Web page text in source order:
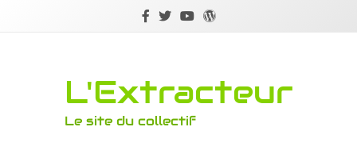
L'Extracteur
Le site du collectif